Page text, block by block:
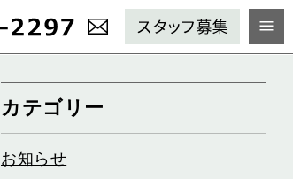
カテゴリー
お知らせ